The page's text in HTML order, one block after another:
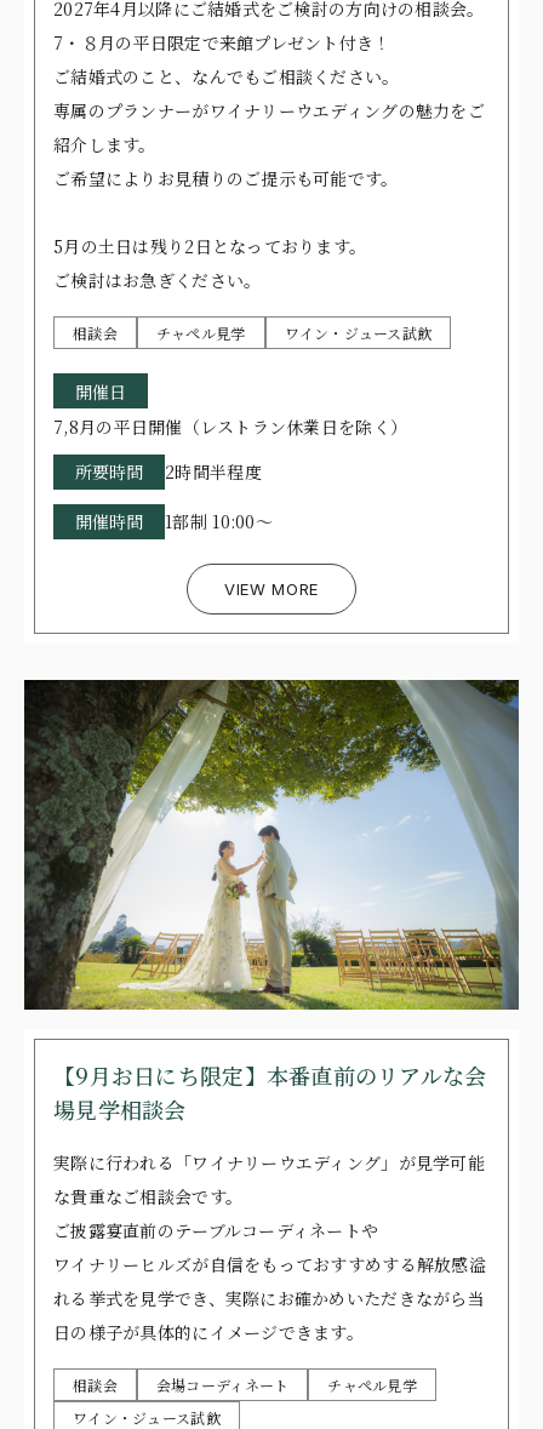
SCHEDULE
PARTY会場
CEREMONY
ITEMSアイテム
NEWSニュース
STAFF BLOGスタッフブログ
プライバシーポリシー
サイトマップ
2027年4月以降にご結婚式をご検討の方向けの相談会。
7・８月の平日限定で来館プレゼント付き！
ご結婚式のこと、なんでもご相談ください。
専属のプランナーがワイナリーウエディングの魅力をご
紹介します。
ご希望によりお見積りのご提示も可能です。
5月の土日は残り2日となっております。
ご検討はお急ぎください。
相談会 チャペル見学 ワイン・ジュース試飲
開催日
7,8月の平日開催（レストラン休業日を除く）
所要時間
2時間半程度
開催時間 1部制 10:00～
VIEW MORE
【9月お日にち限定】本番直前のリアルな会
場見学相談会
実際に行われる「ワイナリーウエディング」が見学可能
な貴重なご相談会です。
ご披露宴直前のテーブルコーディネートや
ワイナリーヒルズが自信をもっておすすめする解放感溢
れる挙式を見学でき、実際にお確かめいただきながら当
日の様子が具体的にイメージできます。
相談会 会場コーディネート
チャペル見学
ワイン・ジュース試飲